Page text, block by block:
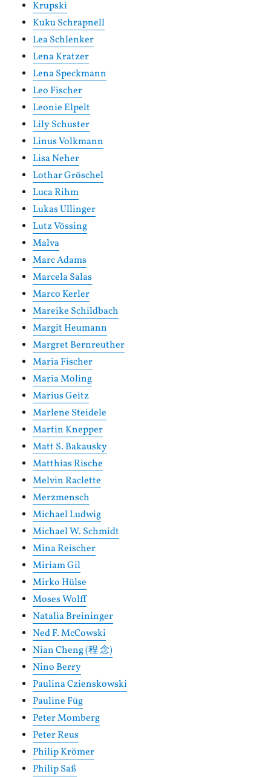
Krupski
Kuku Schrapnell
Lea Schlenker
Lena Kratzer
Lena Speckmann
Leo Fischer
Leonie Elpelt
Lily Schuster
Linus Volkmann
Lisa Neher
Lothar Gröschel
Luca Rihm
Lukas Ullinger
Lutz Vössing
Malva
Marc Adams
Marcela Salas
Marco Kerler
Mareike Schildbach
Margit Heumann
Margret Bernreuther
Maria Fischer
Maria Moling
Marius Geitz
Marlene Steidele
Martin Knepper
Matt S. Bakausky
Matthias Rische
Melvin Raclette
Merzmensch
Michael Ludwig
Michael W. Schmidt
Mina Reischer
Miriam Gil
Mirko Hülse
Moses Wolff
Natalia Breininger
Ned F. McCowski
Nian Cheng (程 念)
Nino Berry
Paulina Czienskowski
Pauline Füg
Peter Momberg
Peter Reus
Philip Krömer
Philip Saß